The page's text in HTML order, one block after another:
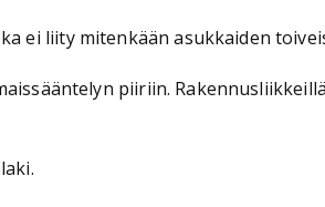
ei liity mitenkään asukkaiden
piiriin.